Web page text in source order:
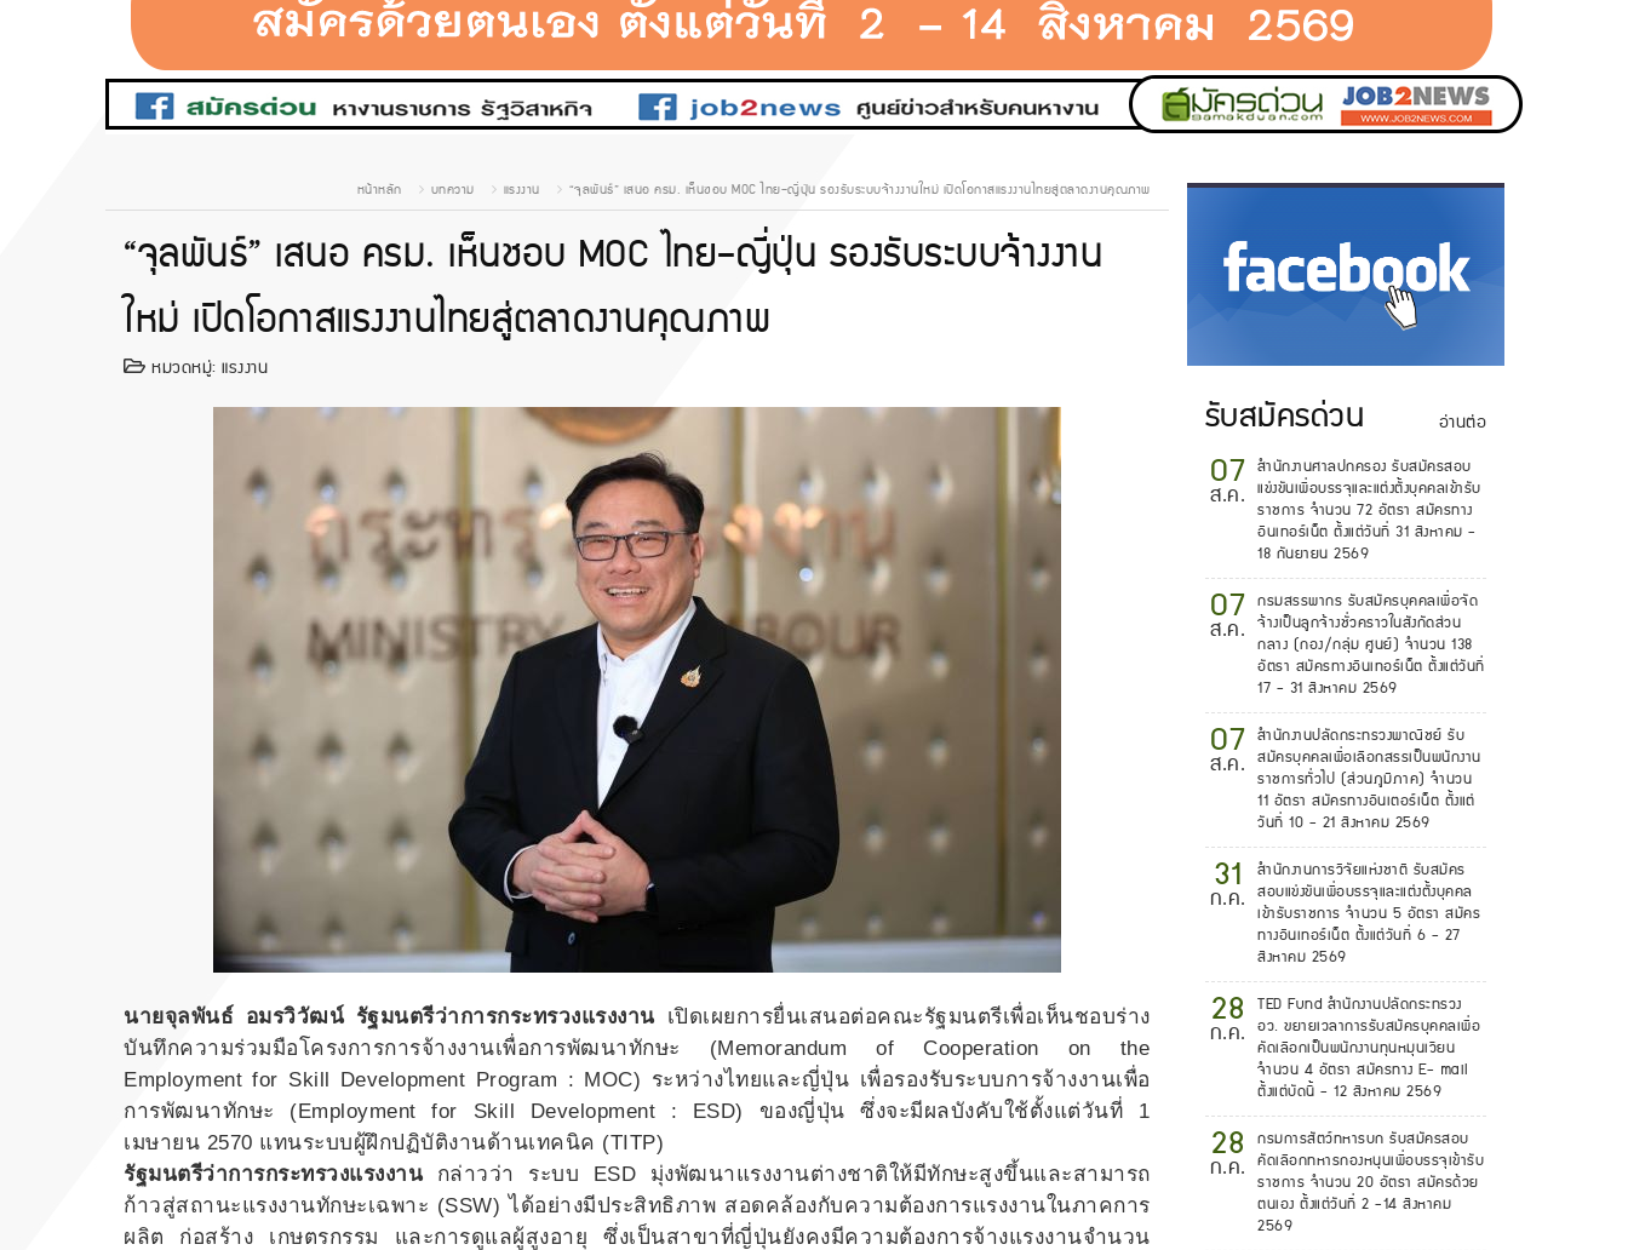
หน้าหลัก บทความ แรงงาน “จุลพันธ์” เสนอ ครม. เห็นชอบ MOC ไทย–ญี่ปุ่น รองรับระบบจ้างงานใหม่ เปิดโอกาสแรงงานไทยสู่ตลาดงานคุณภาพ
“จุลพันธ์” เสนอ ครม. เห็นชอบ MOC ไทย–ญี่ปุ่น รองรับระบบจ้างงาน
ใหม่ เปิดโอกาสแรงงานไทยสู่ตลาดงานคุณภาพ
หมวดหมู่: แรงงาน
นายจุลพันธ์ อมรวิวัฒน์ รัฐมนตรีว่าการกระทรวงแรงงาน เปิดเผยการยื่นเสนอต่อคณะรัฐมนตรีเพื่อเห็นชอบร่าง
บันทึกความร่วมมือโครงการการจ้างงานเพื่อการพัฒนาทักษะ (Memorandum of Cooperation on the
Employment for Skill Development Program : MOC) ระหว่างไทยและญี่ปุ่น เพื่อรองรับระบบการจ้างงานเพื่อ
การพัฒนาทักษะ (Employment for Skill Development : ESD) ของญี่ปุ่น ซึ่งจะมีผลบังคับใช้ตั้งแต่วันที่ 1
เมษายน 2570 แทนระบบผู้ฝึกปฏิบัติงานด้านเทคนิค (TITP)
รัฐมนตรีว่าการกระทรวงแรงงาน กล่าวว่า ระบบ ESD มุ่งพัฒนาแรงงานต่างชาติให้มีทักษะสูงขึ้นและสามารถ
ก้าวสู่สถานะแรงงานทักษะเฉพาะ (SSW) ได้อย่างมีประสิทธิภาพ สอดคล้องกับความต้องการแรงงานในภาคการ
ผลิต ก่อสร้าง เกษตรกรรม และการดูแลผู้สูงอายุ ซึ่งเป็นสาขาที่ญี่ปุ่นยังคงมีความต้องการจ้างแรงงานจำนวน
.
รับสมัครด่วน อ่านต่อ
07
ส.ค.
สำนักงานศาลปกครอง รับสมัครสอบ
แข่งขันเพื่อบรรจุและแต่งตั้งบุคคลเข้ารับ
ราชการ จำนวน 72 อัตรา สมัครทาง
อินเทอร์เน็ต ตั้งแต่วันที่ 31 สิงหาคม -
18 กันยายน 2569
07
ส.ค.
กรมสรรพากร รับสมัครบุคคลเพื่อจัด
จ้างเป็นลูกจ้างชั่วคราวในสังกัดส่วน
กลาง (กอง/กลุ่ม ศูนย์) จำนวน 138
อัตรา สมัครทางอินเทอร์เน็ต ตั้งแต่วันที่
17 - 31 สิงหาคม 2569
07
ส.ค.
สำนักงานปลัดกระทรวงพาณิชย์ รับ
สมัครบุคคลเพื่อเลือกสรรเป็นพนักงาน
ราชการทั่วไป (ส่วนภูมิภาค) จำนวน
11 อัตรา สมัครทางอินเตอร์เน็ต ตั้งแต่
วันที่ 10 - 21 สิงหาคม 2569
31
ก.ค.
สำนักงานการวิจัยแห่งชาติ รับสมัคร
สอบแข่งขันเพื่อบรรจุและแต่งตั้งบุคคล
เข้ารับราชการ จำนวน 5 อัตรา สมัคร
ทางอินเทอร์เน็ต ตั้งแต่วันที่ 6 - 27
สิงหาคม 2569
28
ก.ค.
TED Fund สำนักงานปลัดกระทรวง
อว. ขยายเวลาการรับสมัครบุคคลเพื่อ
คัดเลือกเป็นพนักงานทุนหมุนเวียน
จำนวน 4 อัตรา สมัครทาง E- mail
ตั้งแต่บัดนี้ - 12 สิงหาคม 2569
28
ก.ค.
กรมการสัตว์ทหารบก รับสมัครสอบ
คัดเลือกทหารกองหนุนเพื่อบรรจุเข้ารับ
ราชการ จำนวน 20 อัตรา สมัครด้วย
ตนเอง ตั้งแต่วันที่ 2 -14 สิงหาคม
2569